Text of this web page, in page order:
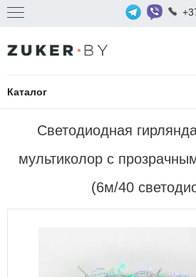
Каталог
Светодиодная
мультиколор с
(6м/40